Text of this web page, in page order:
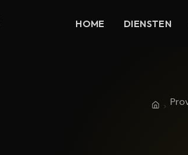
HOME DIENSTEN
Home